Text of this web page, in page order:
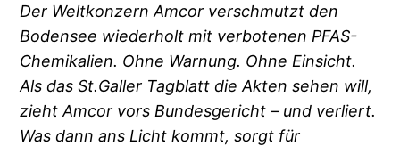
Der Weltkonzern Amcor verschmutzt den
Bodensee wiederholt mit verbotenen PFAS-
Chemikalien. Ohne Warnung. Ohne Einsicht.
Als das St.Galler Tagblatt die Akten sehen will,
zieht Amcor vors Bundesgericht – und verliert.
Was dann ans Licht kommt, sorgt für